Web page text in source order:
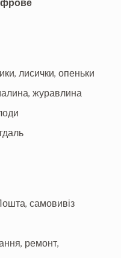
лисички, опеньки
журавлина
самовивіз
ремонт,